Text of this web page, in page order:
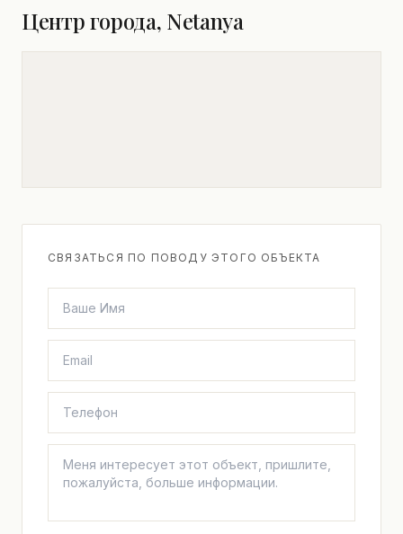
Центр города, Netanya
СВЯЗАТЬСЯ ПО ПОВОДУ ЭТОГО ОБЪЕКТА